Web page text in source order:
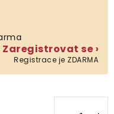
Zaregistrovat se ›
Registrace je ZDARMA